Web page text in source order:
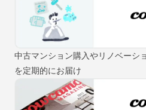
中古マンション購入やリノベーシ
を定期的にお届け